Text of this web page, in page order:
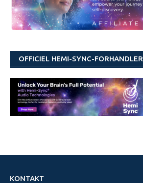
OFFICIEL HEMI-SYNC-FORHANDLER
KONTAKT